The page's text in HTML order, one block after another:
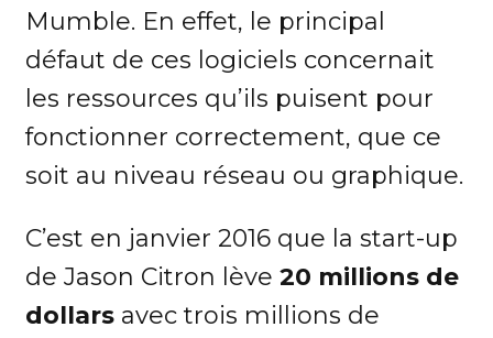
Mumble. En effet, le principal
défaut de ces logiciels concernait
les ressources qu’ils puisent pour
fonctionner correctement, que ce
soit au niveau réseau ou graphique.
C’est en janvier 2016 que la start-up
de Jason Citron lève 20 millions de
dollarsavec trois millions de